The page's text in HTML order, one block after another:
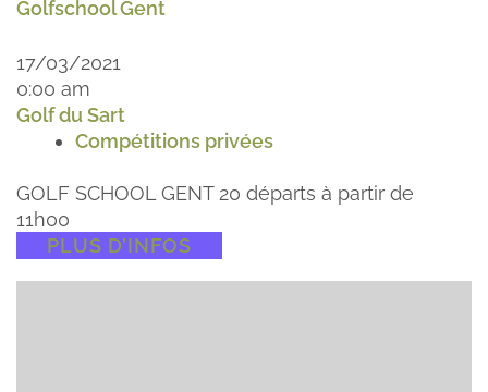
Golfschool Gent
17/03/2021
0:00 am
Golf du Sart
Compétitions privées
GOLF SCHOOL GENT 20 départs à partir de
11h00
PLUS D’INFOS